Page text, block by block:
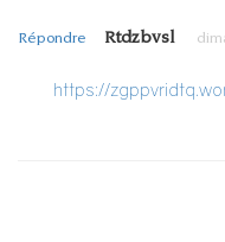
Rtdzbvsl
Répondre
https://